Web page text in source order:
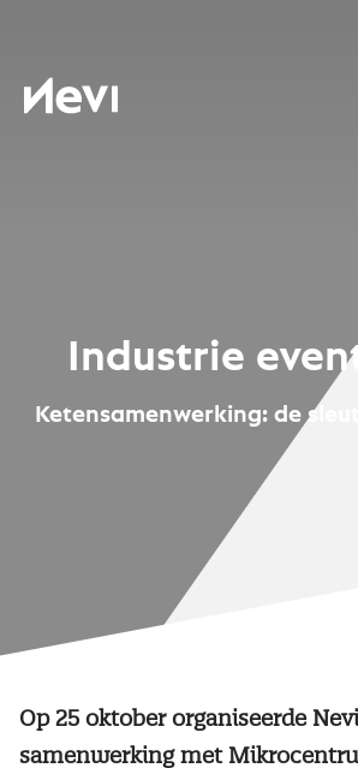
Nevi
Industrie
Ketensamenwerking: de
Op 25 oktober organiseerde
samenwerking met